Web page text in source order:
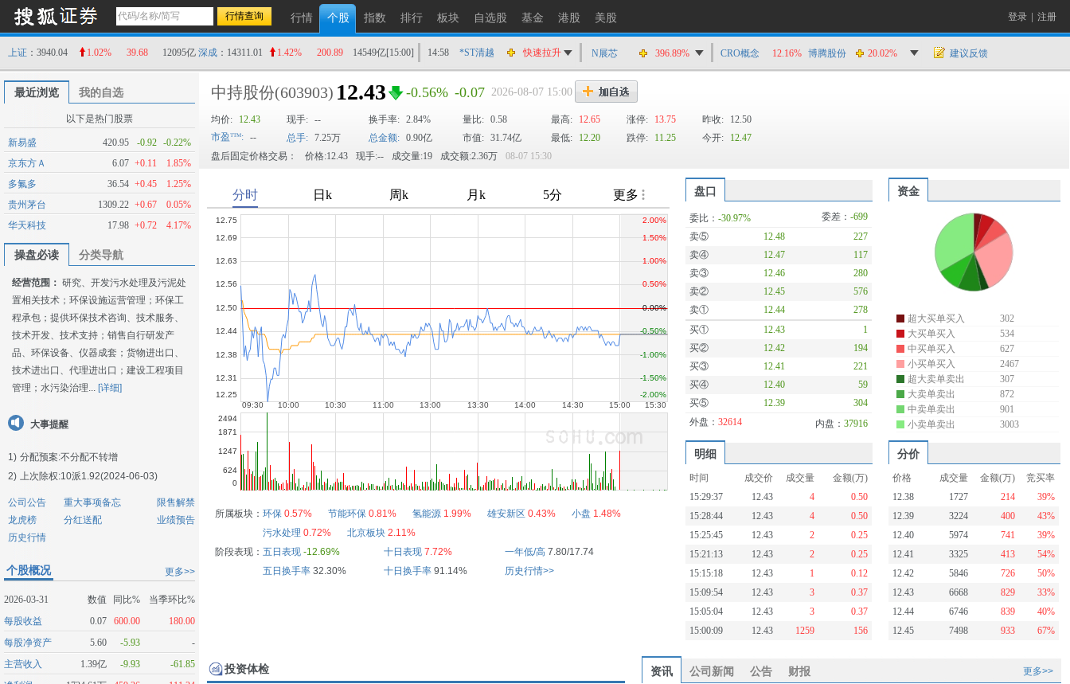
行情 个股 指数 排行 板块 自选股 基金 港股 美股 登录 注册
上证 ：3940.04 1.02% 39.68 12095亿 深成 ：14311.01 1.42% 200.89 14549亿[15:00] 14:58 *ST清越
快速拉升
14:56
上工Ｂ股
快速拉升
14:56
爱丽家居
快速拉升
14:56
金凯生科
14:56
南亚新材
猛烈打压
14:55
成都先导
盛达资源
14:55
盛达资源
快速拉升
N展芯 396.89% CRO概念 12.16% 博腾股份 20.02% 建议反馈
最近浏览 我的自选
以下是热门股票
新易盛 420.95 -0.92 -0.22%
京东方Ａ
6.07 +0.11
1.85%
多氟多
36.54 +0.45
1.25%
贵州茅台
1309.22 +0.67
0.05%
华天科技
17.98 +0.72 4.17%
操盘必读 分类导航
经营范围： 研究、开发污水处理及污泥处
置相关技术；环保设施运营管理；环保工
程承包；提供环保技术咨询、技术服务、
技术开发、技术支持；销售自行研发产
品、环保设备、仪器成套；货物进出口、
技术进出口、代理进出口；建设工程项目
管理；水污染治理... [详细]
大事提醒
1) 分配预案:不分配不转增
2) 上次除权:10派1.92(2024-06-03)
公司公告 重大事项备忘
限售解禁
龙虎榜
分红送配
业绩预告
历史行情
更多>>
个股概况
2026-03-31 数值 同比%
当季环比%
每股收益
0.07 600.00
180.00
每股净资产
5.60 -5.93
-
主营收入
1.39亿 -9.93
-61.85
中持股份(603903) 12.43 -0.56% -0.07 2026-08-07 15:00
均价: 12.43 现手: -- 换手率: 2.84% 量比: 0.58 最高: 12.65 涨停: 13.75 昨收:
12.50
市盈
: -- 总手: 7.25万 总金额: 0.90亿 市值: 31.74亿 最低: 12.20 跌停: 11.25 今开:
12.47
盘后固定价格交易：
价格:12.43 现手:-- 成交量:19 成交额:2.36万 08-07 15:30
所属板块： 环保 0.57% 节能环保 0.81% 氢能源 1.99% 雄安新区 0.43% 小盘 1.48%
污水处理 0.72% 北京板块 2.11%
阶段表现： 五日表现 -12.69% 十日表现 7.72% 一年低/高 7.80/17.74
五日换手率32.30% 十日换手率91.14% 历史行情>>
盘口 资金
委比：-30.97% 委差：-699
卖⑤
12.48
227
卖④
12.47
117
卖③
12.46
280
卖②
12.45
576
卖①
12.44
278
买①
12.43
1
买②
12.42
194
买③
12.41
221
买④
12.40
59
买⑤
12.39
304
外盘：32614 内盘：37916
超大买单买入
302
大买单买入
534
中买单买入
627
小买单买入
2467
超大卖单卖出
307
大卖单卖出
872
中卖单卖出
901
小卖单卖出
3003
明细 分价
时间 成交价 成交量
金额(万)
15:29:37
12.43 4
0.50
15:28:44
12.43 4
0.50
15:25:45
12.43 2
0.25
15:21:13
12.43 2
0.25
15:15:18
12.43 1
0.12
15:09:54
12.43 3
0.37
15:05:04
12.43 3
0.37
15:00:09
12.43 1259 156
价格 成交量 金额(万)
竞买率
12.38
1727 214
39%
12.39
3224 400
43%
12.40
5974 741
39%
12.41
3325 413
54%
12.42
5846 726
50%
12.43
6668 829
33%
12.44
6746 839
40%
12.45
7498 933 67%
投资体检 资讯 公司新闻 公告 财报 更多>>